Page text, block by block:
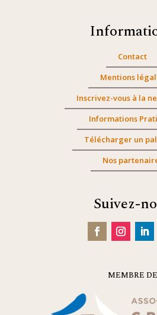
Contact
Mentions
Inscrivez-vous à la
Informations
Télécharger un
Nos
Suivez-
MEMBRE DE